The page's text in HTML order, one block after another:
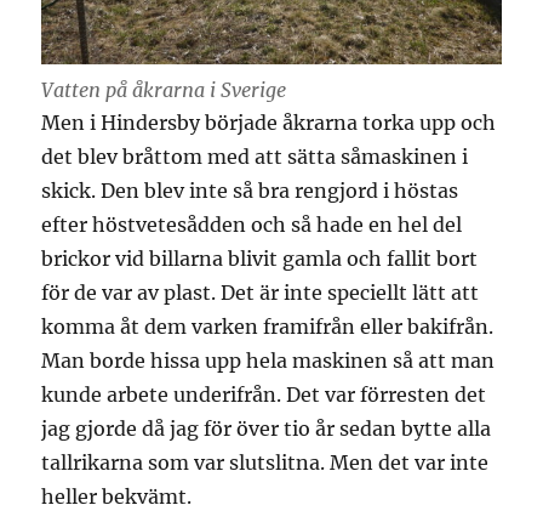
Vatten på åkrarna i Sverige
Men i Hindersby började åkrarna torka upp och
det blev bråttom med att sätta såmaskinen i
skick. Den blev inte så bra rengjord i höstas
efter höstvetesådden och så hade en hel del
brickor vid billarna blivit gamla och fallit bort
för de var av plast. Det är inte speciellt lätt att
komma åt dem varken framifrån eller bakifrån.
Man borde hissa upp hela maskinen så att man
kunde arbete underifrån. Det var förresten det
jag gjorde då jag för över tio år sedan bytte alla
tallrikarna som var slutslitna. Men det var inte
heller bekvämt.